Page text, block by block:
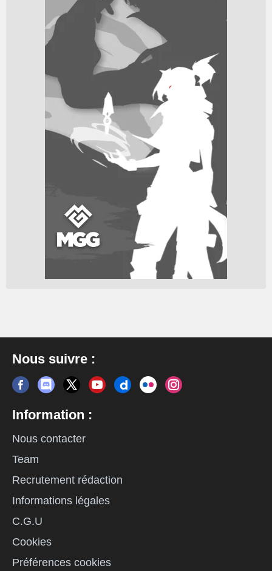
Nous suivre :
Information :
Nous contacter
Team
Recrutement rédaction
Informations légales
C.G.U
Cookies
Préférences cookies